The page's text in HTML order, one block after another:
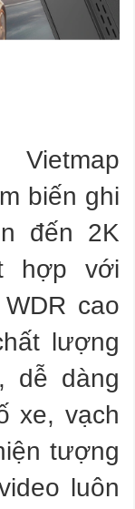
biến ghi
đến 2K
hợp với
cao
lượng
dễ dàng
xe, vạch
tượng
luôn